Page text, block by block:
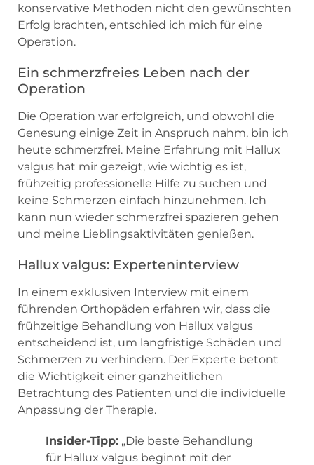
konservative Methoden nicht den gewünschten
Erfolg brachten, entschied ich mich für eine
Operation.
Ein schmerzfreies Leben nach der
Operation
Die Operation war erfolgreich, und obwohl die
Genesung einige Zeit in Anspruch nahm, bin ich
heute schmerzfrei. Meine Erfahrung mit Hallux
valgus hat mir gezeigt, wie wichtig es ist,
frühzeitig professionelle Hilfe zu suchen und
keine Schmerzen einfach hinzunehmen. Ich
kann nun wieder schmerzfrei spazieren gehen
und meine Lieblingsaktivitäten genießen.
Hallux valgus: Experteninterview
In einem exklusiven Interview mit einem
führenden Orthopäden erfahren wir, dass die
frühzeitige Behandlung von Hallux valgus
entscheidend ist, um langfristige Schäden und
Schmerzen zu verhindern. Der Experte betont
die Wichtigkeit einer ganzheitlichen
Betrachtung des Patienten und die individuelle
Anpassung der Therapie.
Insider-Tipp: „Die beste Behandlung
für Hallux valgus beginnt mit der